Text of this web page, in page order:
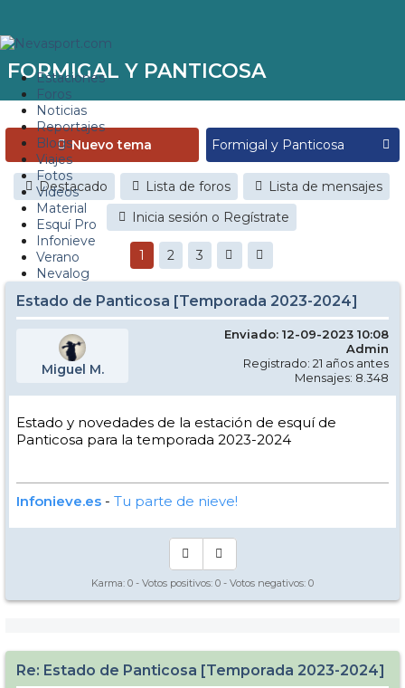
Estaciones
Foros
Noticias
Reportajes
Blogs
Viajes
Fotos
Videos
Material
Esquí Pro
Infonieve
Verano
Nevalog
FORMIGAL Y PANTICOSA
Nuevo tema
Destacado Lista de foros
Lista de mensajes
Inicia sesión o Regístrate
1 2 3
Estado de Panticosa [Temporada 2023-2024]
Miguel M.
Enviado: 12-09-2023 10:08
Admin
Registrado: 21 años antes
Mensajes: 8.348
Estado y novedades de la estación de esquí de
Panticosa para la temporada 2023-2024
Infonieve.es - Tu parte de nieve!
Karma: 0 - Votos positivos: 0 - Votos negativos: 0
Re: Estado de Panticosa [Temporada 2023-2024]